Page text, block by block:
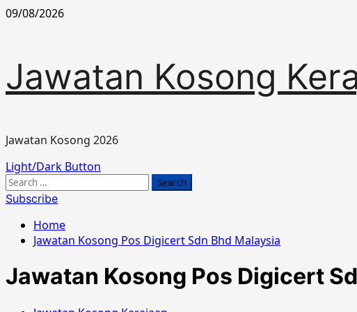
Skip
09/08/2026
Jawatan Kosong
Jawatan Kosong 2026
Primary
Menu
Light/Dark Button
Search
for:
Subscribe
Home
Jawatan Kosong Pos Digicert Sdn Bhd Malaysia
Jawatan Kosong Pos Digicert